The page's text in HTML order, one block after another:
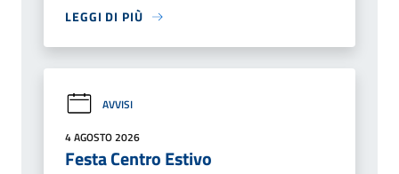
LEGGI DI PIÙ
AVVISI
4 AGOSTO 2026
Festa Centro Estivo